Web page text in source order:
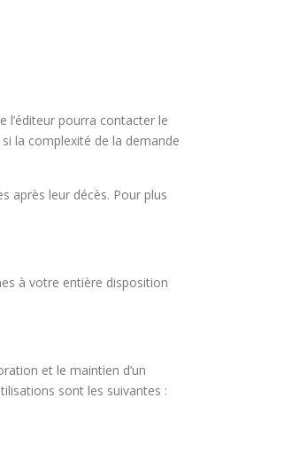
l’éditeur pourra contacter le
la complexité de la demande
après leur décès. Pour plus
à votre entière disposition
et le maintien d’un
sont les suivantes :